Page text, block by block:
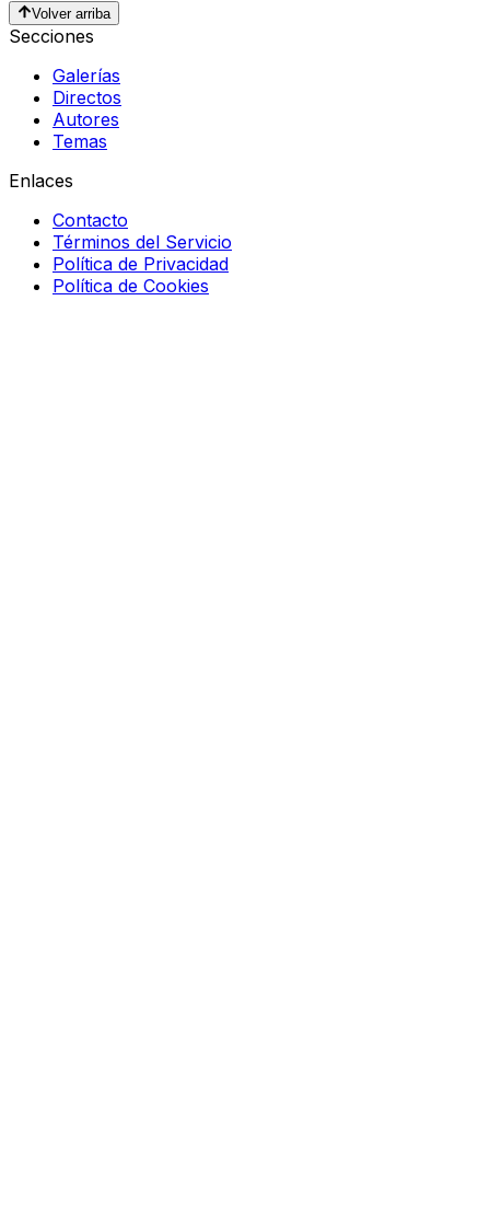
Volver arriba
Secciones
Galerías
Directos
Autores
Temas
Enlaces
Contacto
Términos del Servicio
Política de Privacidad
Política de Cookies